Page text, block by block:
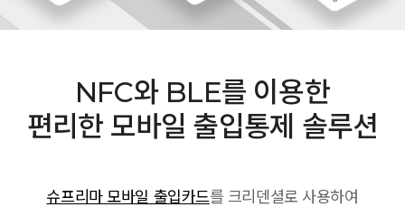
NFC와 BLE를 이용한
편리한 모바일 출입통제 솔루션
슈프리마 모바일 출입카드를 크리덴셜로 사용하여